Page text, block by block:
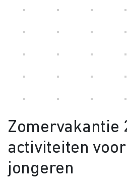
Zomervakantie
activiteiten
jongeren